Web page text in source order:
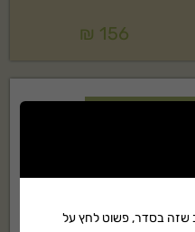
₪ 156
שזה בסדר, פשוט לחץ על